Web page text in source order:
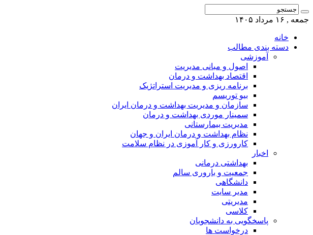
جمعه , ۱۶ مرداد ۱۴۰۵
خانه
دسته بندی مطالب
آموزشی
اصول و مبانی مدیریت
اقتصاد بهداشت و درمان
برنامه ریزی و مدیریت استراتژیک
بیو توریسم
سازمان و مدیریت بهداشت و درمان ایران
سمینار موردی بهداشت و درمان
مدیریت بیمارستانی
نظام بهداشت و درمان ایران و جهان
کارورزی و کار آموزی در نظام سلامت
اخبار
بهداشتی درمانی
جمعیت و باروری سالم
دانشگاهی
مدیر سایت
مدیریتی
کلاسی
پاسخگویی به دانشجویان
درخواست ها